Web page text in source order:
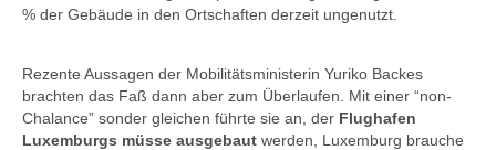
% der Gebäude in den Ortschaften derzeit ungenutzt.
Rezente Aussagen der Mobilitätsministerin Yuriko Backes
brachten das Faß dann aber zum Überlaufen. Mit einer “non-
Chalance” sonder gleichen führte sie an, der Flughafen
Luxemburgs müsse ausgebaut werden, Luxemburg brauche